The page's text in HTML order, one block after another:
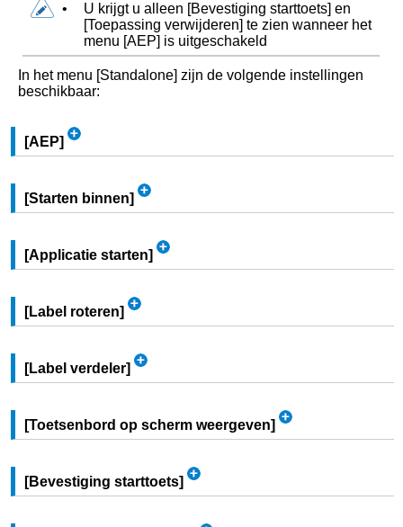
• U krijgt u alleen [Bevestiging starttoets] en
[Toepassing verwijderen] te zien wanneer het
menu [AEP] is uitgeschakeld
In het menu [Standalone] zijn de volgende instellingen
beschikbaar:
[AEP]
[Starten binnen]
[Applicatie starten]
[Label roteren]
[Label verdeler]
[Toetsenbord op scherm weergeven]
[Bevestiging starttoets]